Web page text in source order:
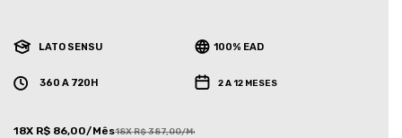
LATO SENSU 100% EAD
360 A 720H 2 A 12 MESES
18X R$ 86,00/Mês18X R$ 387,00/Mês